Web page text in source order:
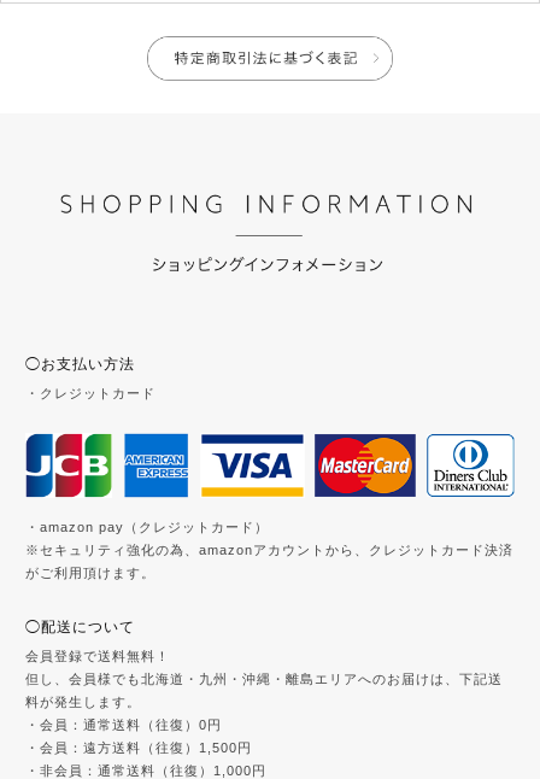
◯お支払い方法
・クレジットカード
・amazon pay（クレジットカード）
※セキュリティ強化の為、amazonアカウントから、クレジットカード決済
がご利用頂けます。
◯配送について
会員登録で送料無料！
但し、会員様でも北海道・九州・沖縄・離島エリアへのお届けは、下記送
料が発生します。
・会員：通常送料（往復）0円
・会員：遠方送料（往復）1,500円
・非会員：通常送料（往復）1,000円